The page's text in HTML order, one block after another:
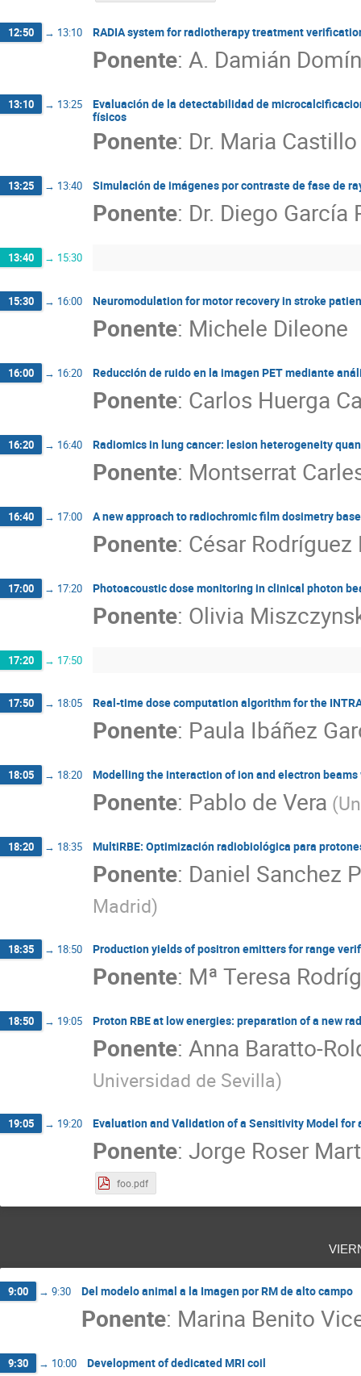
12:50 → 13:10 RADIA system for radiotherapy treatment
Ponente: A. Damián
13:10 → 13:25
Evaluación de la detectabilidad de
físicos
Ponente: Dr. Maria Castillo
13:25 → 13:40 Simulación de imágenes por contraste de fase de
Ponente: Dr. Diego García
13:40 → 15:30
15:30 → 16:00 Neuromodulation for motor recovery in stroke
Ponente: Michele Dileone
16:00 → 16:20 Reducción de ruido en la imagen PET mediante
Ponente: Carlos Huerga
16:20 → 16:40 Radiomics in lung cancer: lesion heterogeneity
Ponente: Montserrat
16:40 → 17:00 A new approach to radiochromic film dosimetry
Ponente: César Rodríguez
17:00 → 17:20 Photoacoustic dose monitoring in clinical photon
Ponente: Olivia
17:20 → 17:50
17:50 → 18:05 Real-time dose computation algorithm for the
Ponente: Paula Ibáñez
18:05 → 18:20 Modelling the interaction of ion and electron
Ponente: Pablo de Vera (
18:20 → 18:35 MultiRBE: Optimización radiobiológica para
Ponente: Daniel Sanchez
Madrid)
18:35 → 18:50 Production yields of positron emitters for range
Ponente: Mª Teresa
18:50 → 19:05 Proton RBE at low energies: preparation of a new
Ponente: Anna Baratto-
Universidad de Sevilla)
19:05 → 19:20 Evaluation and Validation of a Sensitivity Model for
Ponente: Jorge Roser
foo.pdf
9:00 → 9:30 Del modelo animal a la Imagen por RM de alto campo
Ponente: Marina Benito
9:30 → 10:00 Development of dedicated MRI coil